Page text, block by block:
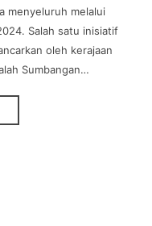
menyeluruh melalui
Salah satu inisiatif
oleh kerajaan
Sumbangan…